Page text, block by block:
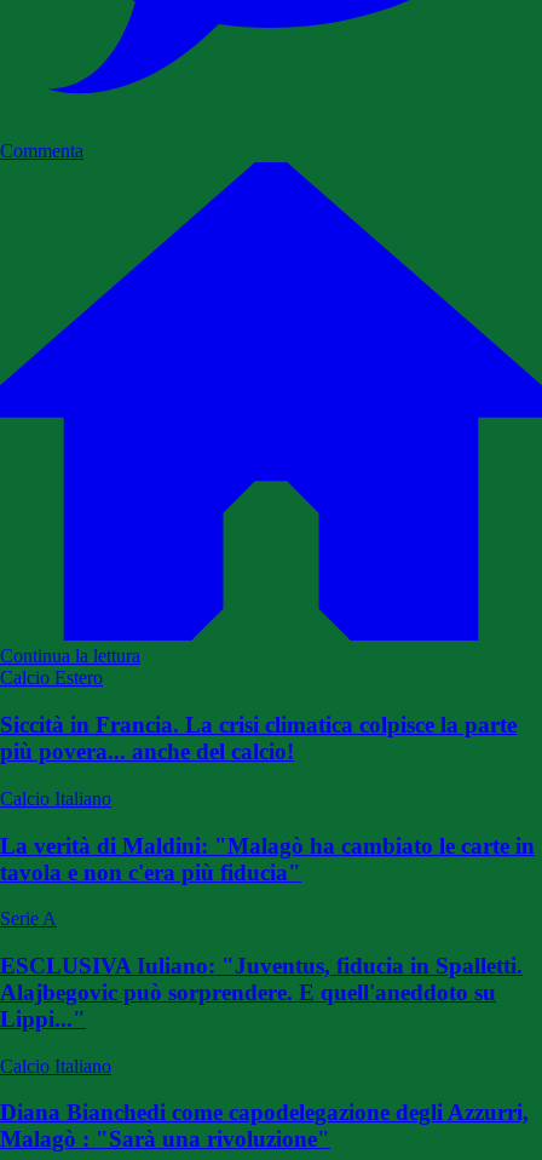
Commenta
Continua la lettura
Calcio Estero
Siccità in Francia. La crisi climatica colpisce la parte
più povera... anche del calcio!
Calcio Italiano
La verità di Maldini: "Malagò ha cambiato le carte in
tavola e non c'era più fiducia"
Serie A
ESCLUSIVA Iuliano: "Juventus, fiducia in Spalletti.
Alajbegovic può sorprendere. E quell'aneddoto su
Lippi..."
Calcio Italiano
Diana Bianchedi come capodelegazione degli Azzurri,
Malagò : "Sarà una rivoluzione"